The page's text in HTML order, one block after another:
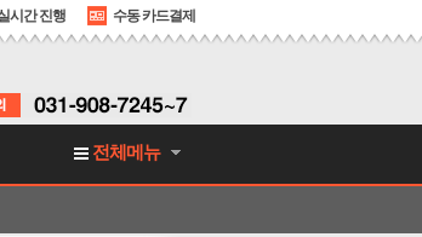
시간 진행 수동 카드결제
전체메뉴